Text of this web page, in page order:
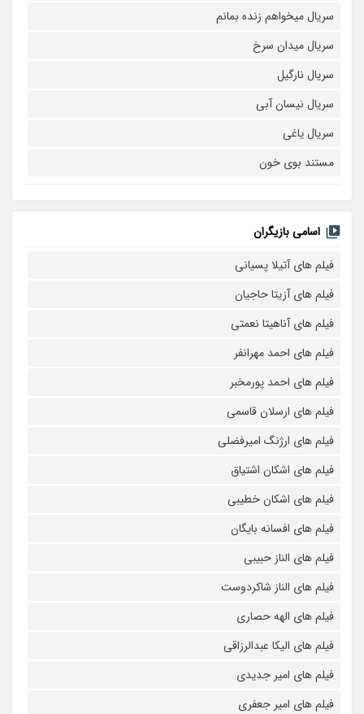
سریال میخواهم زنده بمانم
سریال میدان سرخ
سریال نارگیل
سریال نیسان آبی
سریال یاغی
مستند بوی خون
اسامی بازیگران
فیلم های آتیلا پسیانی
فیلم های آزیتا حاجیان
فیلم های آناهیتا نعمتی
فیلم های احمد مهرانفر
فیلم های احمد پورمخبر
فیلم های ارسلان قاسمی
فیلم های ارژنگ امیرفضلی
فیلم های اشکان اشتیاق
فیلم های اشکان خطیبی
فیلم های افسانه بایگان
فیلم های الناز حبیبی
فیلم های الناز شاکردوست
فیلم های الهه حصاری
فیلم های الیکا عبدالرزاقی
فیلم های امیر جدیدی
فیلم های امیر جعفری